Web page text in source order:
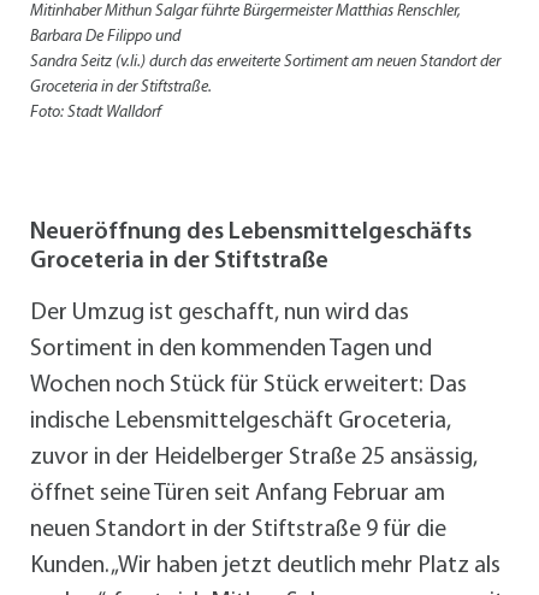
Mitinhaber Mithun Salgar führte Bürgermeister Matthias Renschler,
Barbara De Filippo und
Sandra Seitz (v.li.) durch das erweiterte Sortiment am neuen Standort der
Groceteria in der Stiftstraße.
Foto: Stadt Walldorf
Neueröffnung des Lebensmittelgeschäfts
Groceteria in der Stiftstraße
Der Umzug ist geschafft, nun wird das
Sortiment in den kommenden Tagen und
Wochen noch Stück für Stück erweitert: Das
indische Lebensmittelgeschäft Groceteria,
zuvor in der Heidelberger Straße 25 ansässig,
öffnet seine Türen seit Anfang Februar am
neuen Standort in der Stiftstraße 9 für die
Kunden. „Wir haben jetzt deutlich mehr Platz als